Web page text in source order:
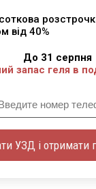
від 40%
До 31 серпня
запас геля в
УЗД і отримати